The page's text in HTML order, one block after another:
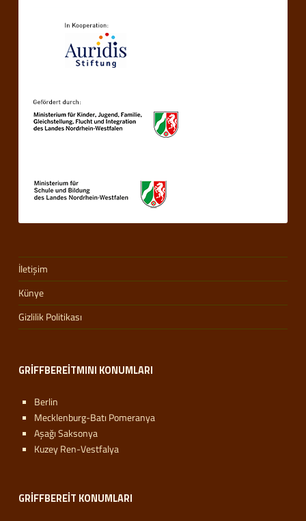
İletişim
Künye
Gizlilik Politikası
GRIFFBEREITMINI KONUMLARI
Berlin
Mecklenburg-Batı Pomeranya
Aşağı Saksonya
Kuzey Ren-Vestfalya
GRIFFBEREIT KONUMLARI